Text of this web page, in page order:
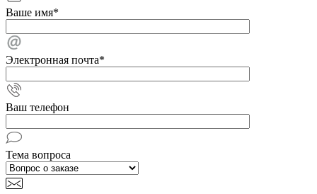
Ваше имя*
Электронная почта*
Ваш телефон
Тема вопроса